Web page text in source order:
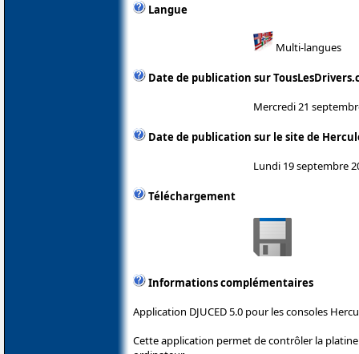
Langue
Multi-langues
Date de publication sur
Mercredi 21
Date de publication sur le site de
Lundi 19 septembre
Téléchargement
Informations complémentaires
Application DJUCED 5.0 pour les consoles
Cette application permet de contrôler la